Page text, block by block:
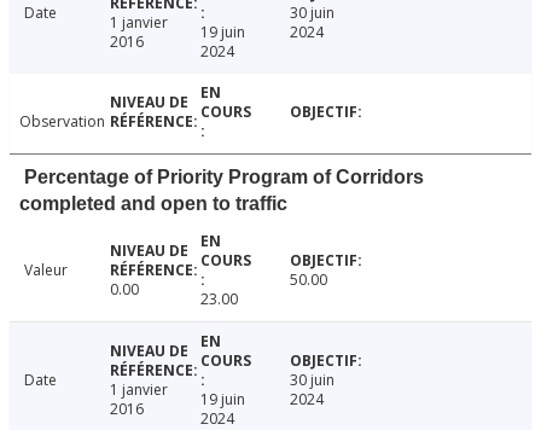
Date
1 janvier
2016
19 juin
2024
30 juin
2024
Observation
Percentage of Priority Program of Corridors
completed and open to traffic
Valeur
0.00
23.00
50.00
Date
1 janvier
2016
19 juin
2024
30 juin
2024